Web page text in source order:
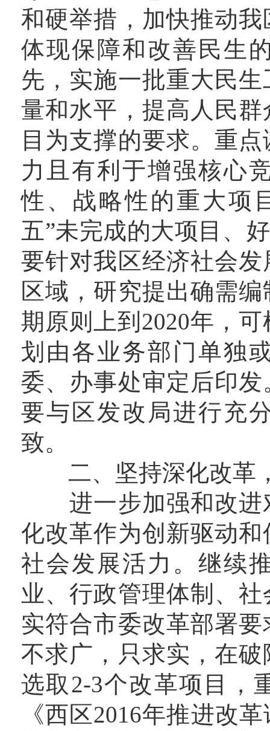
和硬举措，加快推动
体现保障和改善民生
先，实施一批重大民
量和水平，提高人民
目为支撑的要求。重
力且有利于增强核心
性、战略性的重大项
五”未完成的大项目、
要针对我区经济社会
区域，研究提出确需
期原则上到2020年，
划由各业务部门单独
委、办事处审定后印
要与区发改局进行充
致。
二、坚持深化改革
进一步加强和改进
化改革作为创新驱动
社会发展活力。继续
业、行政管理体制、
实符合市委改革部署
不求广，只求实，在
选取2-3个改革项目，
《西区2016年推进改